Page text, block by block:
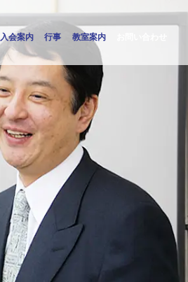
入会案内 行事 教室案内